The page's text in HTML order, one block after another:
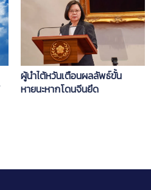
ผู้นำไต้หวันเตือนผลลัพธ์ขั้น
หายนะหากโดนจีนยึด